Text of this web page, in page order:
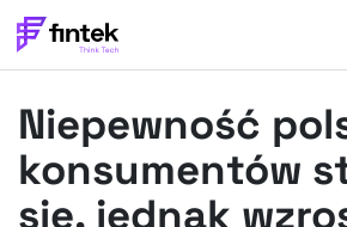
BANKOWOŚĆ
EVENTY
FELIETONY
Niepewność
konsumentów
się, jednak